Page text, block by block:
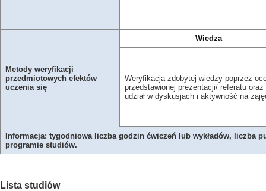
Metody weryfikacji
przedmiotowych efektów
uczenia się
Wiedza
Weryfikacja zdobytej wiedzy poprzez
przedstawionej prezentacji/ referatu oraz
udział w dyskusjach i aktywność na
Informacja: tygodniowa liczba godzin ćwiczeń lub wykładów, liczba
programie studiów.
Lista studiów